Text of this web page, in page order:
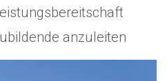
anzuleiten